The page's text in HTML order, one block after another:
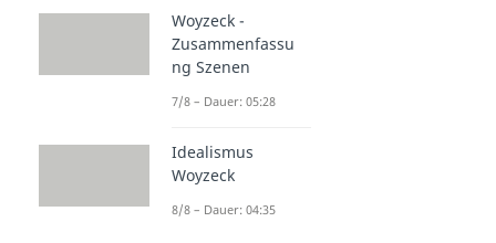
Woyzeck -
Zusammenfassu
ng Szenen
7/8 – Dauer: 05:28
Idealismus
Woyzeck
8/8 – Dauer: 04:35